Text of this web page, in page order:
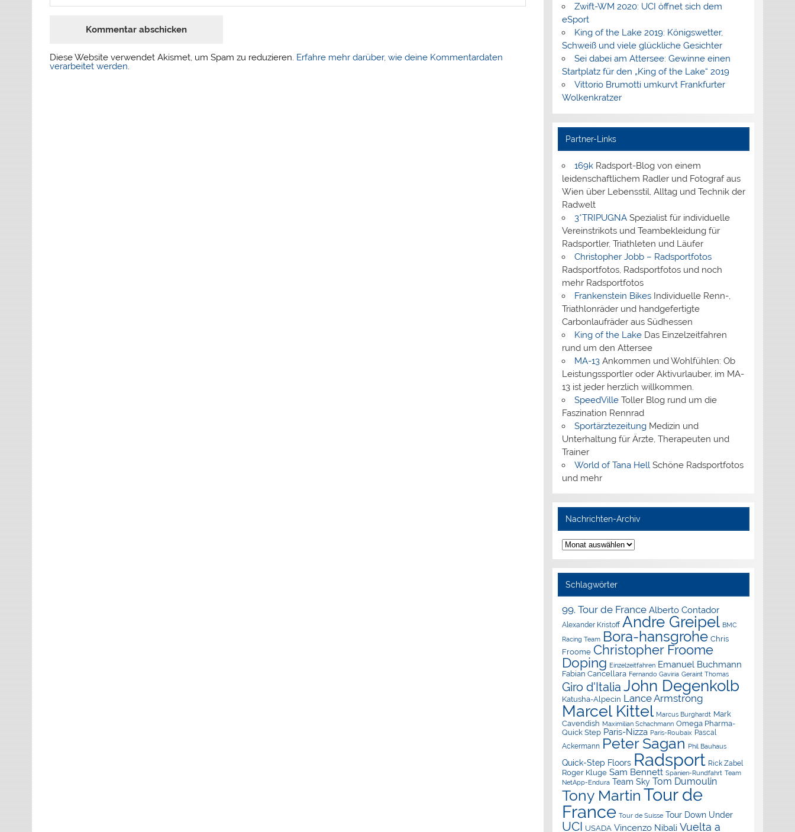
Diese Website verwendet Akismet, um Spam zu reduzieren. Erfahre mehr darüber, wie deine Kommentardaten
verarbeitet werden
Zwift-WM 2020: UCI öffnet sich dem
eSport
King of the Lake 2019: Königswetter,
Schweiß und viele glückliche Gesichter
Sei dabei am Attersee: Gewinne einen
Startplatz für den „King of the Lake“ 2019
Vittorio Brumotti umkurvt Frankfurter
Wolkenkratzer
Partner-Links
169kRadsport-Blog von einem
leidenschaftlichem Radler und Fotograf aus
Wien über Lebensstil, Alltag und Technik der
Radwelt
3*TRIPUGNASpezialist für individuelle
Vereinstrikots und Teambekleidung für
Radsportler, Triathleten und Läufer
Christopher Jobb – Radsportfotos
Radsportfotos, Radsportfotos und noch
mehr Radsportfotos
Frankenstein BikesIndividuelle Renn-,
Triathlonräder und handgefertigte
Carbonlaufräder aus Südhessen
King of the LakeDas Einzelzeitfahren
rund um den Attersee
MA-13Ankommen und Wohlfühlen: Ob
Leistungssportler oder Aktivurlauber, im MA-
13 ist jeder herzlich willkommen.
SpeedVilleToller Blog rund um die
Faszination Rennrad
SportärztezeitungMedizin und
Unterhaltung für Ärzte, Therapeuten und
Trainer
World of Tana Hell Schöne Radsportfotos
und mehr
Nachrichten-Archiv
Nachrichten-
Archiv
Schlagwörter
99. Tour de France Alberto Contador
Alexander Kristoff Andre Greipel BMC
Racing Team Bora-hansgrohe Chris
Froome Christopher Froome
Doping Einzelzeitfahren Emanuel Buchmann
Fabian Cancellara Fernando Gaviria Geraint Thomas
Giro d'Italia John Degenkolb
Katusha-Alpecin Lance Armstrong
Marcel Kittel Marcus Burghardt Mark
Cavendish Maximilian Schachmann Omega Pharma-
Quick Step Paris-Nizza Paris-Roubaix Pascal
Ackermann Peter Sagan Phil Bauhaus
Quick-Step Floors Radsport Rick Zabel
Roger Kluge Sam Bennett Spanien-Rundfahrt Team
NetApp-Endura Team Sky Tom Dumoulin
Tony Martin Tour de
France Tour de Suisse Tour Down Under
UCI USADA Vincenzo Nibali Vuelta a